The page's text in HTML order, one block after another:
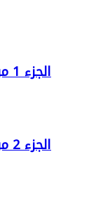
الجزء 1 من القرآن الكريم المصحف المصور
الجزء 2 من القرآن الكريم المصحف المصور